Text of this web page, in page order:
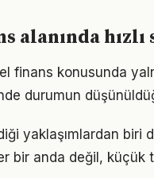
alanında
finans konusunda
durumun
yaklaşımlardan biri
bir anda değil, küçük